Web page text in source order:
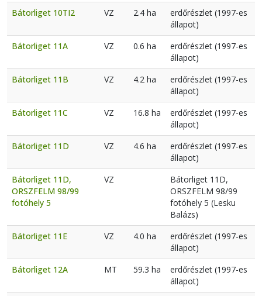
Bátorliget 10TI2
VZ 2.4 ha
erdőrészlet (1997-es
állapot)
Bátorliget 11A
VZ 0.6 ha
erdőrészlet (1997-es
állapot)
Bátorliget 11B
VZ 4.2 ha
erdőrészlet (1997-es
állapot)
Bátorliget 11C
VZ 16.8 ha
erdőrészlet (1997-es
állapot)
Bátorliget 11D
VZ 4.6 ha
erdőrészlet (1997-es
állapot)
Bátorliget 11D,
ORSZFELM 98/99
fotóhely 5
VZ
Bátorliget 11D,
ORSZFELM 98/99
fotóhely 5 (Lesku
Balázs)
Bátorliget 11E
VZ 4.0 ha
erdőrészlet (1997-es
állapot)
Bátorliget 12A
MT 59.3 ha
erdőrészlet (1997-es
állapot)